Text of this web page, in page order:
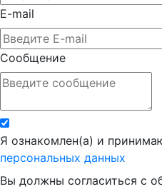
E-mail
Сообщение
Я ознакомлен(а) и
персональных данных
Вы должны согласиться с